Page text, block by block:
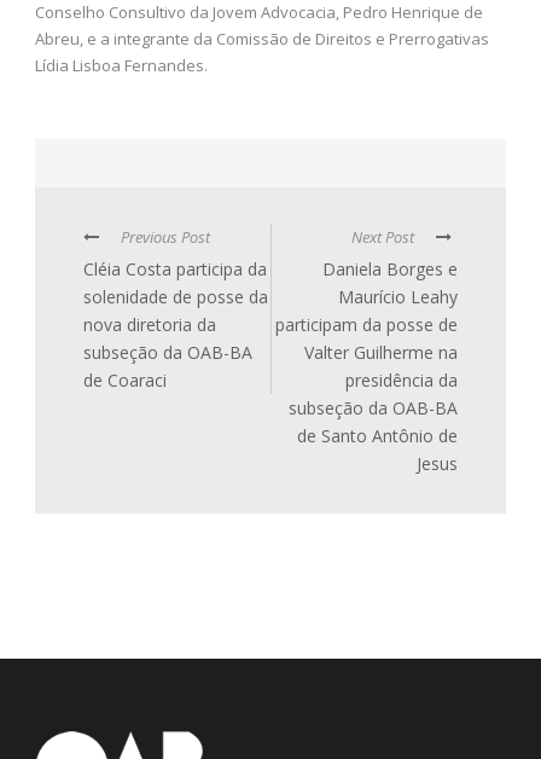
Conselho Consultivo da Jovem Advocacia, Pedro Henrique de
Abreu, e a integrante da Comissão de Direitos e Prerrogativas
Lídia Lisboa Fernandes.
Previous Post
Cléia Costa participa da
solenidade de posse da
nova diretoria da
subseção da OAB-BA
de Coaraci
Next Post
Daniela Borges e
Maurício Leahy
participam da posse de
Valter Guilherme na
presidência da
subseção da OAB-BA
de Santo Antônio de
Jesus